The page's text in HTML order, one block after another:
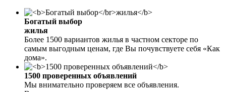
Богатый выбор
жилья
Более 1500 вариантов жилья в частном секторе по
самым выгодным ценам, где Вы почувствуете себя «Как
дома».
1500 проверенных объявлений
Мы внимательно проверяем все объявления.